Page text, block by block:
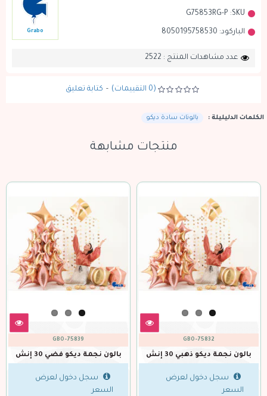
SKU:
G75853RG-P
الباركود: 8050195758530
Grabo
عدد مشاهدات المنتج : 2522
(0 التقييمات) - كتابة تعليق
الكلمات الدليليلة : بالونات سادة ديكو
منتجات مشابهة
GBO-75832
بالون نجمة ديكو ذهبي 30 إنش
سجل دخول لعرض
السعر
GBO-75839
بالون نجمة ديكو فضي 30 إنش
سجل دخول لعرض
السعر